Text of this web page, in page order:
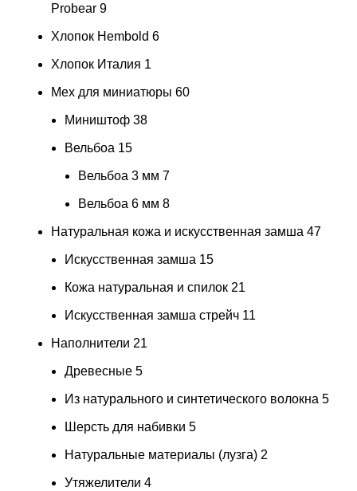
Probear 9
Хлопок Hembold 6
Хлопок Италия 1
Мех для миниатюры 60
Миништоф 38
Вельбоа 15
Вельбоа 3 мм 7
Вельбоа 6 мм 8
Натуральная кожа и искусственная замша 47
Искусственная замша 15
Кожа натуральная и спилок 21
Искусственная замша стрейч 11
Наполнители 21
Древесные 5
Из натурального и синтетического волокна 5
Шерсть для набивки 5
Натуральные материалы (лузга) 2
Утяжелители 4